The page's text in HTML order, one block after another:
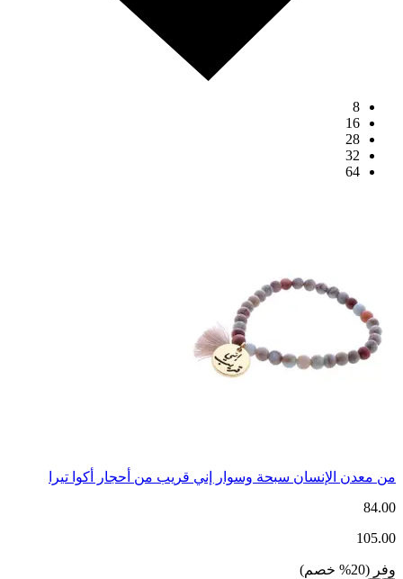
8
16
28
32
64
من معدن الإنسان سبحة وسوار إني قريب من أحجار أكوا تيرا
84.00
105.00
وفر (
20
% خصم)